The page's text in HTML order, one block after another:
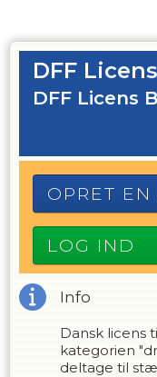
DFF
DFF Licens
OPRET EN
LOG IND
Info
Dansk licens
kategorien
deltage til